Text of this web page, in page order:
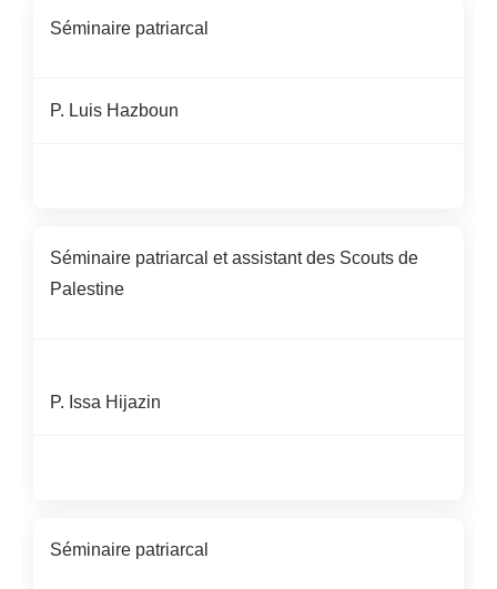
Séminaire patriarcal
P.Luis Hazboun
Séminaire patriarcal et assistant des Scouts de
Palestine
P. Issa Hijazin
Séminaire patriarcal